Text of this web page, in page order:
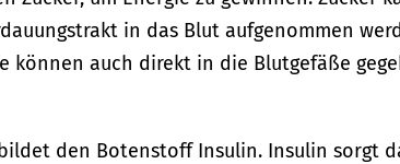
in das Blut aufgenommen
können auch direkt in die Blutgefäße
den Botenstoff Insulin. Insulin sorgt